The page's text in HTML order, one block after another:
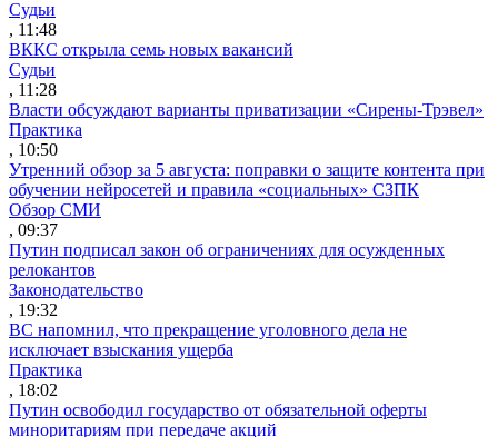
Судьи
, 11:48
ВККС открыла семь новых вакансий
Судьи
, 11:28
Власти обсуждают варианты приватизации «Сирены-Трэвел»
Практика
, 10:50
Утренний обзор за 5 августа: поправки о защите контента при
обучении нейросетей и правила «социальных» СЗПК
Обзор СМИ
, 09:37
Путин подписал закон об ограничениях для осужденных
релокантов
Законодательство
, 19:32
ВС напомнил, что прекращение уголовного дела не
исключает взыскания ущерба
Практика
, 18:02
Путин освободил государство от обязательной оферты
миноритариям при передаче акций